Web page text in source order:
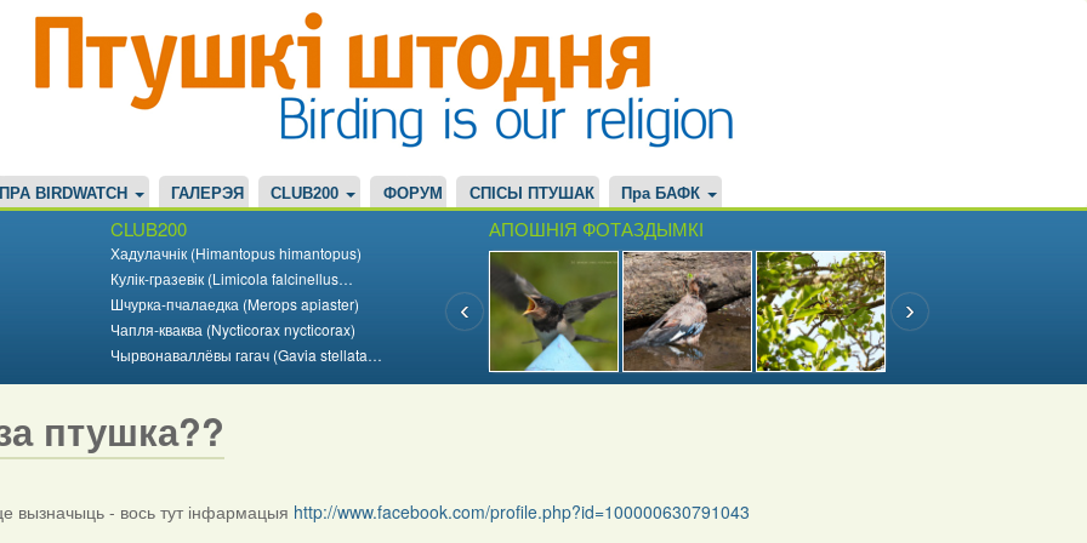
ПРА BIRDWATCH ГАЛЕРЭЯ CLUB200 ФОРУМ СПІСЫ ПТУШАК Пра БАФК
CLUB200
Хадулачнік (Himantopus himantopus)
Кулік-гразевік (Limicola falcinellus…
Шчурка-пчалаедка (Merops apiaster)
Чапля-кваква (Nycticorax nycticorax)
Чырвонаваллёвы гагач (Gavia stellata…
АПОШНІЯ ФОТАЗДЫМКІ
птушка??
вызначыць - вось тут інфармацыя http://www.facebook.com/profile.php?id=100000630791043